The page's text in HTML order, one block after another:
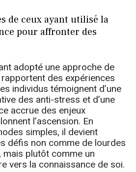
de ceux ayant utilisé la
pour affronter des
adopté une approche de
des expériences
individus témoignent d’une
des anti-stress et d’une
accrue des enjeux
l’ascension. En
simples, il devient
défis non comme de lourdes
plutôt comme un
vers la connaissance de soi.